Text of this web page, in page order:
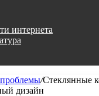
интернета
/Стеклянные
дизайн